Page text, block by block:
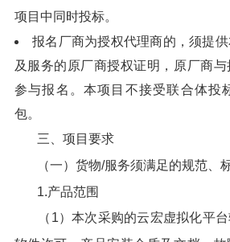
项目中同时投标。
报名厂商为授权代理商的，须提
及服务的原厂商授权证明，原厂商
参与报名。本项目不接受联合体投
包。
三、项目要求
（一）货物/服务须满足的规范、
1.产品范围
（1）本次采购的云宏虚拟化平